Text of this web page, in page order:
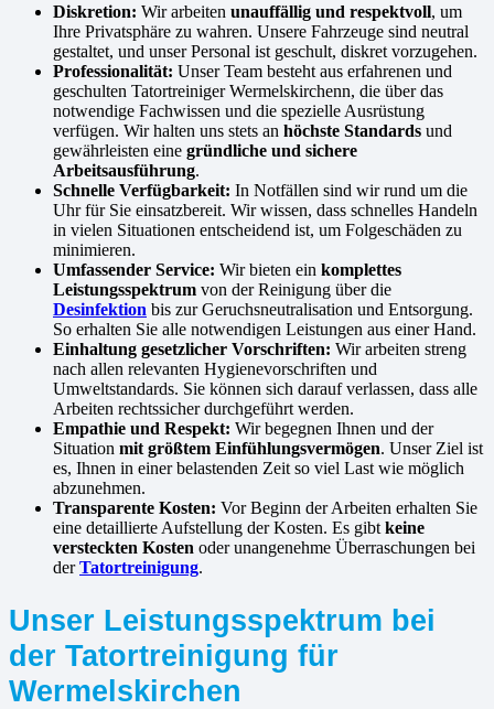
Diskretion: Wir arbeiten unauffällig und respektvoll, um
Ihre Privatsphäre zu wahren. Unsere Fahrzeuge sind neutral
gestaltet, und unser Personal ist geschult, diskret vorzugehen.
Professionalität: Unser Team besteht aus erfahrenen und
geschulten Tatortreiniger Wermelskirchenn, die über das
notwendige Fachwissen und die spezielle Ausrüstung
verfügen. Wir halten uns stets an höchste Standards und
gewährleisten eine gründliche und sichere
Arbeitsausführung.
Schnelle Verfügbarkeit: In Notfällen sind wir rund um die
Uhr für Sie einsatzbereit. Wir wissen, dass schnelles Handeln
in vielen Situationen entscheidend ist, um Folgeschäden zu
minimieren.
Umfassender Service: Wir bieten ein komplettes
Leistungsspektrum von der Reinigung über die
Desinfektion bis zur Geruchsneutralisation und Entsorgung.
So erhalten Sie alle notwendigen Leistungen aus einer Hand.
Einhaltung gesetzlicher Vorschriften: Wir arbeiten streng
nach allen relevanten Hygienevorschriften und
Umweltstandards. Sie können sich darauf verlassen, dass alle
Arbeiten rechtssicher durchgeführt werden.
Empathie und Respekt: Wir begegnen Ihnen und der
Situation mit größtem Einfühlungsvermögen. Unser Ziel ist
es, Ihnen in einer belastenden Zeit so viel Last wie möglich
abzunehmen.
Transparente Kosten: Vor Beginn der Arbeiten erhalten Sie
eine detaillierte Aufstellung der Kosten. Es gibt keine
versteckten Kosten oder unangenehme Überraschungen bei
derTatortreinigung.
Unser Leistungsspektrum bei
der Tatortreinigung für
Wermelskirchen